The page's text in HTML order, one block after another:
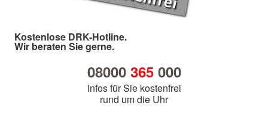
Kostenlose DRK-Hotline.
Wir beraten Sie gerne.
08000 365000
Infos für Sie kostenfrei
rund um die Uhr